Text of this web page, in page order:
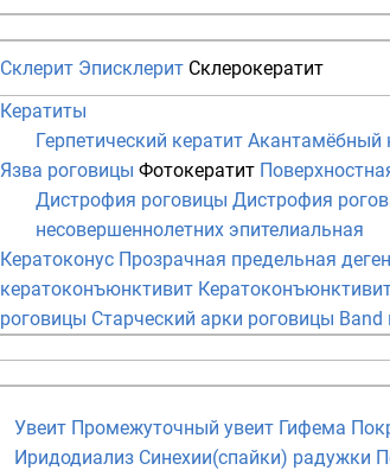
Склерит Эписклерит Склерокератит
Кератиты
Герпетический кератит Акантамёбный
Язва роговицы Фотокератит
Дистрофия роговицы Дистрофия
несовершеннолетних эпителиальная
Кератоконус Прозрачная предельная
кератоконъюнктивит
роговицы Старческий арки роговицы Band
Увеит Промежуточный увеит Гифема
Иридодиализ Синехии(спайки) радужки